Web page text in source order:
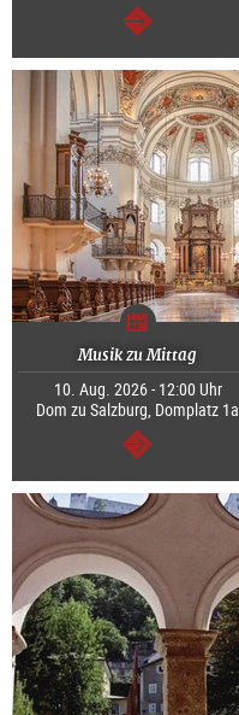
weiter
Musik zu Mittag
10. Aug. 2026 - 12:00 Uhr
Dom zu Salzburg, Domplatz 1a
weiter